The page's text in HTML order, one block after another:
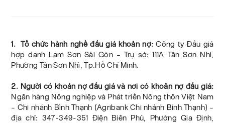
1. Tổ chức hành nghề đấu giá khoản nợ:Công ty Đấu giá
hợp danh Lam Sơn Sài Gòn – Trụ sở: 111A Tân Sơn Nhì,
Phường Tân Sơn Nhì, Tp.Hồ Chí Minh.
2. Người có khoản nợ đấu giá và nơi có khoản nợ đấu giá:
Ngân hàng Nông nghiệp và Phát triển Nông thôn Việt Nam
– Chi nhánh Bình Thạnh (Agribank Chi nhánh Bình Thạnh) –
địa chỉ: 347-349-351 Điện Biên Phủ, Phường Gia Định,